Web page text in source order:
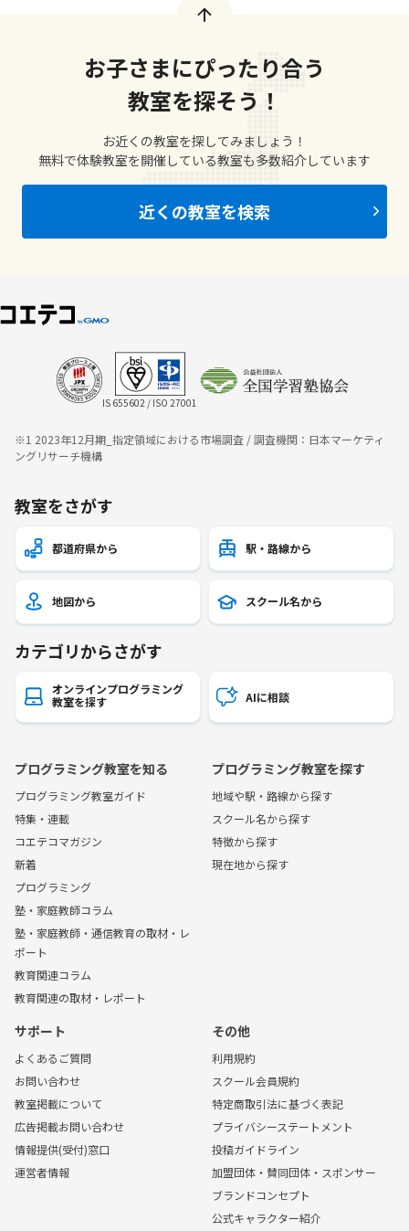
お子さまにぴったり合う
教室を探そう！
お近くの教室を探してみましょう！
無料で体験教室を開催している教室も多数紹介しています
近くの教室を検索
IS 655602 / ISO 27001
※1 2023年12月期_指定領域における市場調査 / 調査機関：日本マーケティ
ングリサーチ機構
教室をさがす
都道府県から 駅・路線から
地図から スクール名から
カテゴリからさがす
オンラインプログラミング
教室を探す
AIに相談
プログラミング教室を知る
プログラミング教室ガイド
特集・連載
コエテコマガジン
新着
プログラミング
塾・家庭教師コラム
塾・家庭教師・通信教育の取材・レ
ポート
教育関連コラム
教育関連の取材・レポート
プログラミング教室を探す
地域や駅・路線から探す
スクール名から探す
特徴から探す
現在地から探す
サポート
よくあるご質問
お問い合わせ
教室掲載について
広告掲載お問い合わせ
情報提供(受付)窓口
運営者情報
その他
利用規約
スクール会員規約
特定商取引法に基づく表記
プライバシーステートメント
投稿ガイドライン
加盟団体・賛同団体・スポンサー
ブランドコンセプト
公式キャラクター紹介